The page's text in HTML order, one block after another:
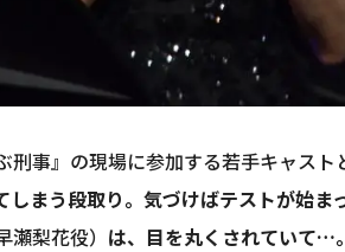
事』の現場に参加する若手キャスト
まう段取り。気づけばテストが始
瀬梨花役） は、目を丸くされていて…